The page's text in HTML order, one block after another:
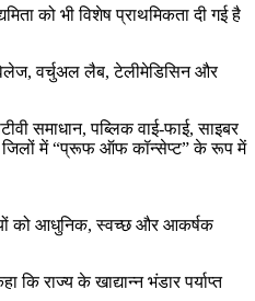
को भी विशेष प्राथमिकता दी गई है
वर्चुअल लैब, टेलीमेडिसिन और
समाधान, पब्लिक वाई-फाई, साइबर
जिलों में “प्रूफ ऑफ कॉन्सेप्ट” के रूप में
को आधुनिक, स्वच्छ और आकर्षक
राज्य के खाद्यान्न भंडार पर्याप्त